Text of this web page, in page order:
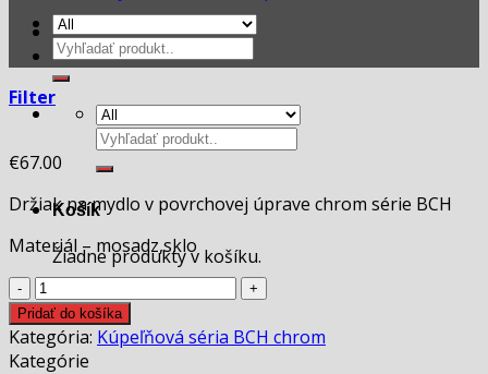
Hľadať:
Hľadať:
Košík
Žiadne produkty v košíku.
Filter
€67.00
Držiak na mydlo v povrchovej úprave chrom série BCH
Materiál – mosadz,sklo
množstvo
Držiak
na
mydlo
Pridať do košíka
Kategória: Kúpeľňová séria BCH chrom
Kategórie